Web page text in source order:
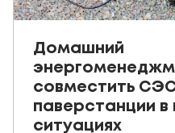
Домашний
совместить
паверстанции в
ситуациях